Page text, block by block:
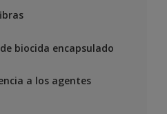
biocida encapsulado
a los agentes